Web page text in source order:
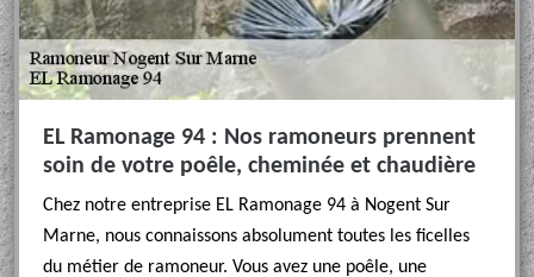
EL Ramonage 94 : Nos ramoneurs prennent
soin de votre poêle, cheminée et chaudière
Chez notre entreprise EL Ramonage 94 à Nogent Sur
Marne, nous connaissons absolument toutes les ficelles
du métier de ramoneur. Vous avez une poêle, une